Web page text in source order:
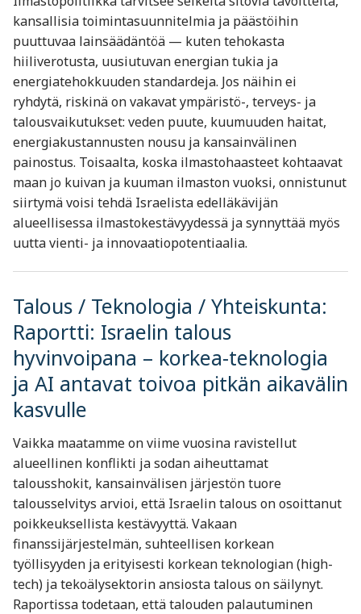
kansallisia toimintasuunnitelmia ja päästöihin
puuttuvaa lainsäädäntöä — kuten tehokasta
hiiliverotusta, uusiutuvan energian tukia ja
energiatehokkuuden standardeja. Jos näihin ei
ryhdytä, riskinä on vakavat ympäristö-, terveys- ja
talousvaikutukset: veden puute, kuumuuden haitat,
energiakustannusten nousu ja kansainvälinen
painostus. Toisaalta, koska ilmastohaasteet kohtaavat
maan jo kuivan ja kuuman ilmaston vuoksi, onnistunut
siirtymä voisi tehdä Israelista edelläkävijän
alueellisessa ilmastokestävyydessä ja synnyttää myös
uutta vienti- ja innovaatiopotentiaalia.
Talous / Teknologia / Yhteiskunta:
Raportti: Israelin talous
hyvinvoipana – korkea-teknologia
ja AI antavat toivoa pitkän aikavälin
kasvulle
Vaikka maatamme on viime vuosina ravistellut
alueellinen konflikti ja sodan aiheuttamat
talousshokit, kansainvälisen järjestön tuore
talousselvitys arvioi, että Israelin talous on osoittanut
poikkeuksellista kestävyyttä. Vakaan
finanssijärjestelmän, suhteellisen korkean
työllisyyden ja erityisesti korkean teknologian (high-
tech) ja tekoälysektorin ansiosta talous on säilynyt.
Raportissa todetaan, että talouden palautuminen